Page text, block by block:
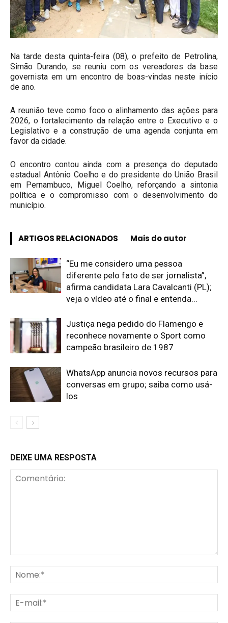
Na tarde desta quinta-feira (08), o prefeito de Petrolina,
Simão Durando, se reuniu com os vereadores da base
governista em um encontro de boas-vindas neste início
de ano.
A reunião teve como foco o alinhamento das ações para
2026, o fortalecimento da relação entre o Executivo e o
Legislativo e a construção de uma agenda conjunta em
favor da cidade.
O encontro contou ainda com a presença do deputado
estadual Antônio Coelho e do presidente do União Brasil
em Pernambuco, Miguel Coelho, reforçando a sintonia
política e o compromisso com o desenvolvimento do
município.
ARTIGOS RELACIONADOS Mais do autor
“Eu me considero uma pessoa
diferente pelo fato de ser jornalista”,
afirma candidata Lara Cavalcanti (PL);
veja o vídeo até o final e entenda...
Justiça nega pedido do Flamengo e
reconhece novamente o Sport como
campeão brasileiro de 1987
WhatsApp anuncia novos recursos para
conversas em grupo; saiba como usá-
los
DEIXE UMA RESPOSTA